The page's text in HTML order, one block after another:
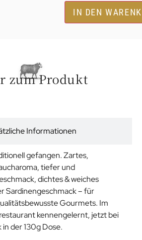
IN DEN
zum Produkt
Informationen
gefangen. Zartes,
tiefer und
dichtes & weiches
Sardinengeschmack – für
Gourmets. Im
kennengelernt, jetzt bei
in der 130g Dose.